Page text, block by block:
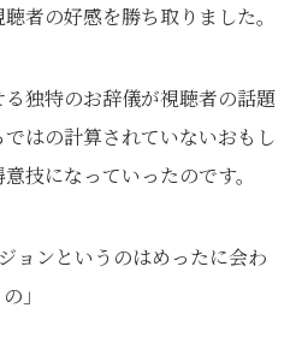
者の好感を勝ち取りました。
独特のお辞儀が視聴者の話題
はの計算されていないおもし
技になっていったのです。
ョンというのはめったに会わ
」